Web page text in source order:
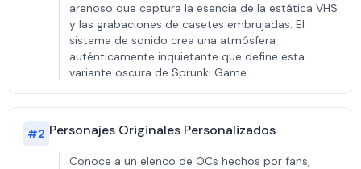
arenoso que captura la esencia de la estática VHS
y las grabaciones de casetes embrujadas. El
sistema de sonido crea una atmósfera
auténticamente inquietante que define esta
variante oscura de Sprunki Game.
#2 Personajes Originales Personalizados
Conoce a un elenco de OCs hechos por fans,